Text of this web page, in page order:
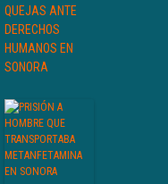
QUEJAS ANTE
DERECHOS
HUMANOS EN
SONORA